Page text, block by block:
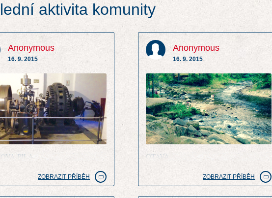
aktivita komunity
Anonymous
16. 9. 2015
PILA
ZOBRAZIT PŘÍBĚH
Anonymous
16. 9. 2015
OTAVA
ZOBRAZIT PŘÍBĚH